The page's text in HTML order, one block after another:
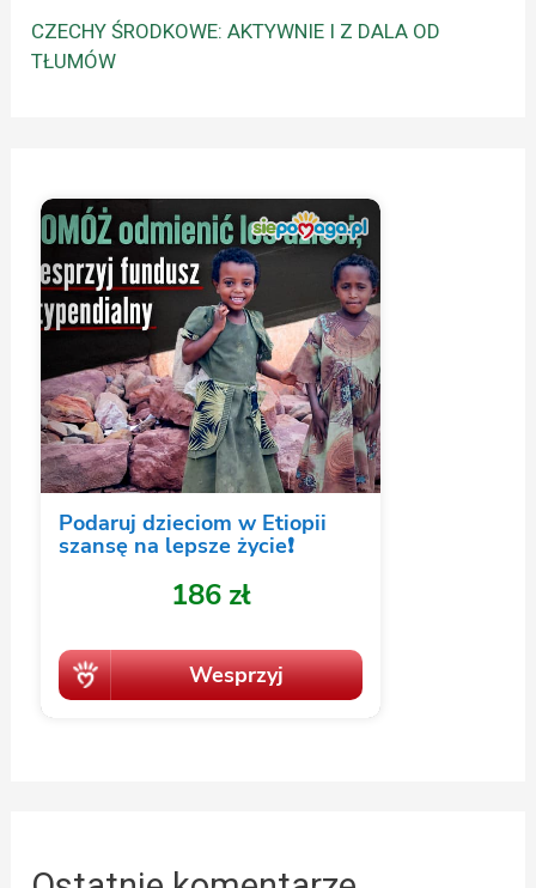
CZECHY ŚRODKOWE: AKTYWNIE I Z DALA OD
TŁUMÓW